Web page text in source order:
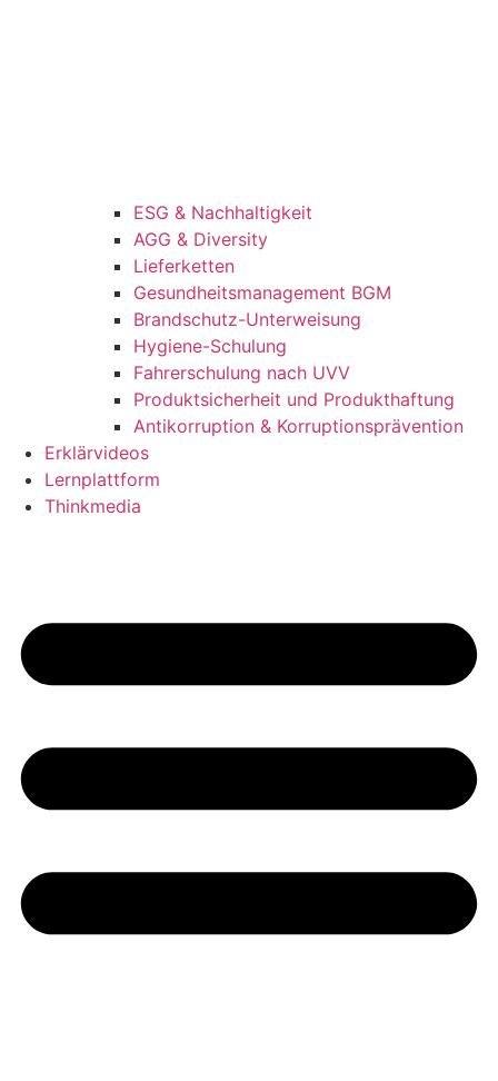
ESG & Nachhaltigkeit
AGG & Diversity
Lieferketten
Gesundheitsmanagement BGM
Brandschutz-Unterweisung
Hygiene-Schulung
Fahrerschulung nach UVV
Produktsicherheit und Produkthaftung
Antikorruption & Korruptionsprävention
Erklärvideos
Lernplattform
Thinkmedia